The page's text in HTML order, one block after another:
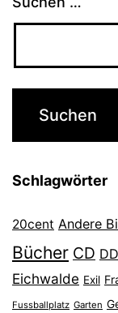
Schlagwörter
20cent Andere
Bücher CD
Eichwalde Exil
Fussballplatz Garten